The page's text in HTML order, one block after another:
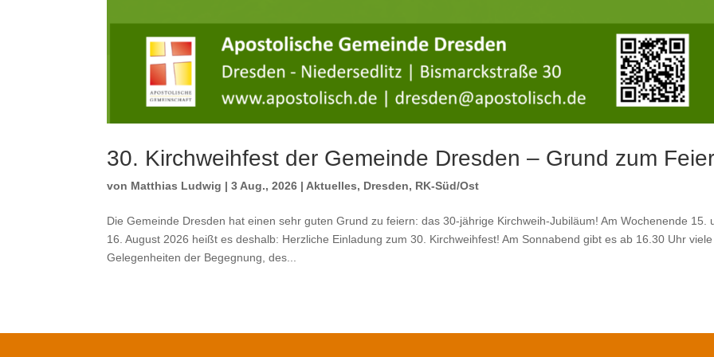
30. Kirchweihfest der Gemeinde Dresden – Grund zum
von Matthias Ludwig |3 Aug., 2026 | Aktuelles, Dresden, RK-Süd/Ost
Die Gemeinde Dresden hat einen sehr guten Grund zu feiern: das 30-jährige Kirchweih-Jubiläum! Am Wochenende 15.
16. August 2026 heißt es deshalb: Herzliche Einladung zum 30. Kirchweihfest! Am Sonnabend gibt es ab 16.30 Uhr viele
Gelegenheiten der Begegnung, des...